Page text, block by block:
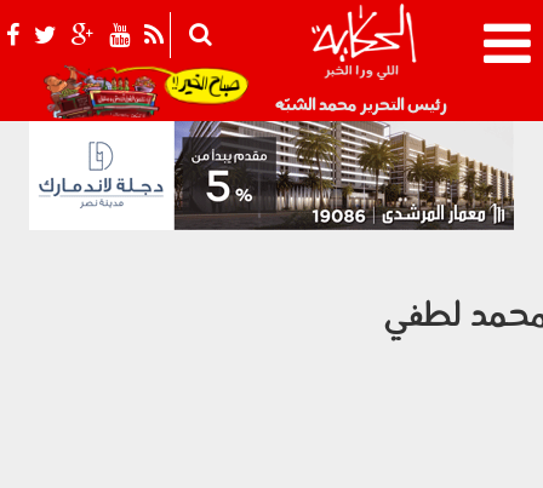
رئيس التحرير محمد الشبّه 021_2.png
لطفي